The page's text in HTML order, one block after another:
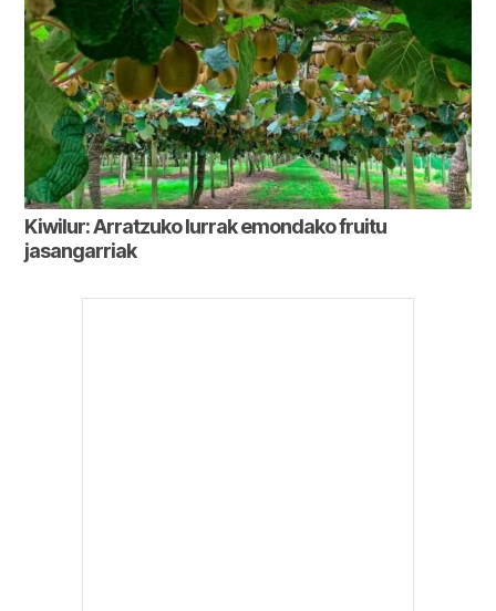
Kiwilur: Arratzuko lurrak emondako fruitu
jasangarriak